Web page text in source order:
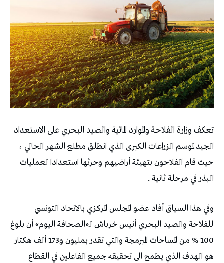
تعكف وزارة الفلاحة والموارد المائية والصيد البحري على الاستعداد
الجيد لموسم الزراعات الكبرى الذي انطلق مطلع الشهر الحالي ،
حيث قام الفلاحون بتهيئة أراضيهم وحرثها استعدادا لعمليات
البذر في مرحلة ثانية .
وفي هذا السياق أفاد عضو المجلس المركزي بالاتحاد التونسي
للفلاحة والصيد البحري أنيس خرباش لـ«الصحافة اليوم» أن بلوغ
100 % من المساحات المبرمجة والتي تقدر بمليون و173 ألف هكتار
هو الهدف الذي يطمح الى تحقيقه جميع الفاعلين في القطاع